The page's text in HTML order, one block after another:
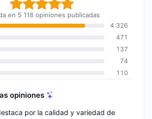
Calificación global: 9,5
en 5 118 opiniones publicadas
4 326
471
137
74
110
opiniones
por la calidad y variedad de